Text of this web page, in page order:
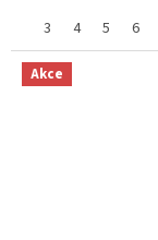
3
4 5 6
Akce